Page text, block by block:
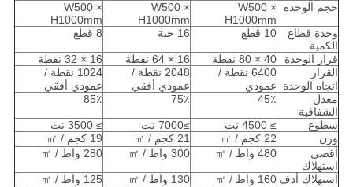
حجم الوحدة
W500 ×
H1000mm
W500 ×
H1000mm
W500 ×
H1000mm
وحدة قطاع
الكمية
10 قطع 16 حبة 8 قطع
قرار الوحدة 40 × 80 نقطة 16 × 64 نقطة
16 × 32 نقطة
القرار
6400 نقطة / 2048 نقطة /
1024 نقطة /
اتجاه الوحدة
عمودي عمودي أفقي
عمودي أفقي
معدل
الشفافية
45٪ 75٪ 85٪
سطوع ≥ 4500 نت ≥7000 نت
≥ 3500 نت
وزن
22 كجم / ㎡ 21 كجم / ㎡
19 كجم / ㎡
أقصى
استهلاك
480 واط / ㎡ 300 واط / ㎡ 280 واط / ㎡
استهلاك أدف 160 واط / ㎡ 130 واط / ㎡
125 واط / ㎡